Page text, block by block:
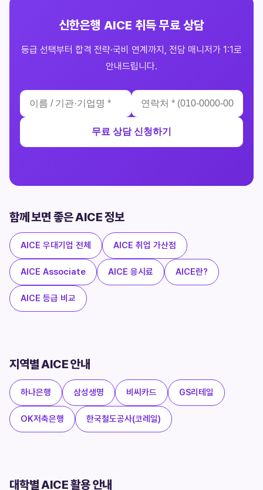
신한은행 AICE 취득 무료 상담
등급 선택부터 합격 전략·국비 연계까지, 전담 매니저가 1:1로
안내드립니다.
무료 상담 신청하기
함께 보면 좋은 AICE 정보
AICE 우대기업 전체 AICE 취업 가산점
AICE Associate AICE 응시료 AICE란?
AICE 등급 비교
지역별 AICE 안내
하나은행 삼성생명 비씨카드 GS리테일
OK저축은행 한국철도공사(코레일)
대학별 AICE 활용 안내